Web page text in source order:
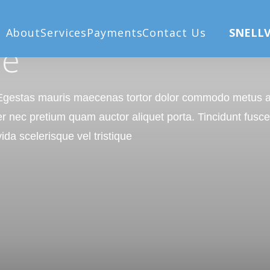
AboutServicesPaymentsContact Us
mauris maecenas tortor dolor commodo metus
nec pretium quam auctor aliquet porta. Tincidunt fusce
scelerisque vel tristique